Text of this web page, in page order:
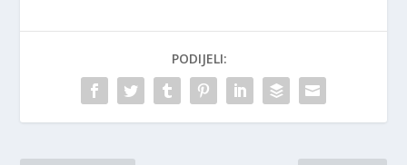
PODIJELI: